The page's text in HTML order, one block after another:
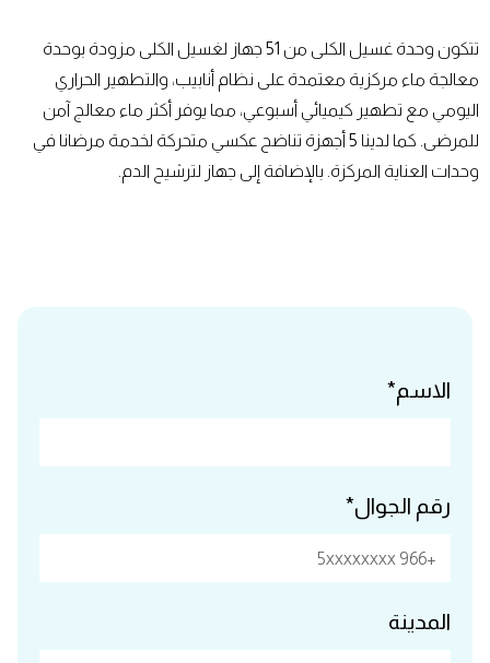
تتكون وحدة غسيل الكلى من 51 جهاز لغسيل الكلى مزودة بوحدة
معالجة ماء مركزية معتمدة على نظام أنابيب، والتطهير الحراري
اليومي مع تطهير كيميائي أسبوعي، مما يوفر أكثر ماء معالج آمن
للمرضى. كما لدينا 5 أجهزة تناضح عكسي متحركة لخدمة مرضانا في
وحدات العناية المركزة. بالإضافة إلى جهاز لترشيح الدم.
الاسم*
رقم الجوال*
المدينة